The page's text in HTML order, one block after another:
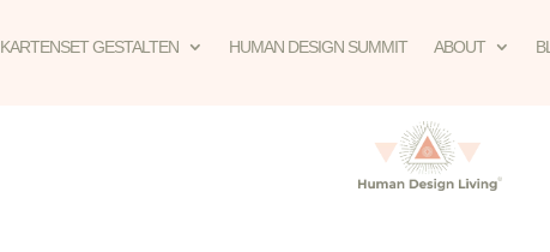
KARTENSET GESTALTEN HUMAN DESIGN SUMMIT ABOUT